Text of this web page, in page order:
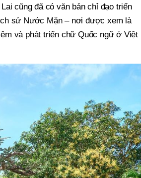
cũng đã có văn bản chỉ đạo triển
sử Nước Mặn – nơi được xem là
và phát triển chữ Quốc ngữ ở Việt